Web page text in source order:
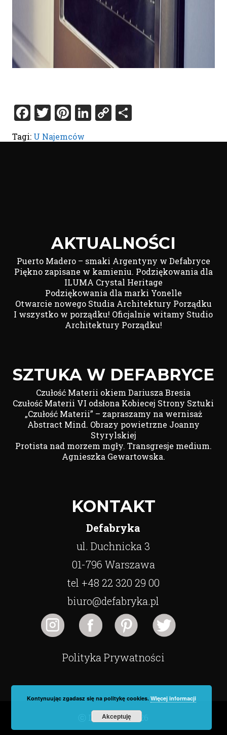
Facebook
Twitter
Pinterest
LinkedIn
CopyShare
Tagi: U Najemców
AKTUALNOŚCI
Puerto Madero – smaki Argentyny w Defabryce
Piękno zapisane w kamieniu. Podziękowania dla
ILUMA Crystal Heritage
Podziękowania dla marki Yonelle
Otwarcie nowego Studia Architektury Porządku
I wszystko w porządku! Oficjalnie witamy Studio
Architektury Porządku!
SZTUKA W DEFABRYCE
Czułość Materii okiem Dariusza Bresia
Czułość Materii VI odsłona Kobiecej Strony Sztuki
„Czułość Materii” – zapraszamy na wernisaż
Abstract Mind. Obrazy powietrzne Joanny
Styrylskiej
Protista nad morzem mgły. Transgresje medium.
Agnieszka Gewartowska.
KONTAKT
Defabryka
ul. Duchnicka 3
01-796 Warszawa
tel +48 22 320 29 00
biuro@defabryka.pl
Polityka Prywatności
ⓒ Defabryka 2026
Kontynuując zgadasz się na politykę cookies.Więcej informacji
Akceptuję